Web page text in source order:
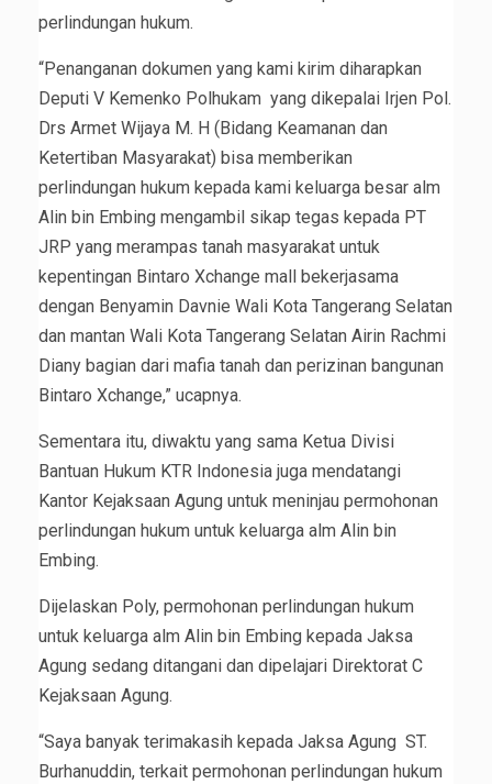
perlindungan hukum.
“Penanganan dokumen yang kami kirim diharapkan
Deputi V Kemenko Polhukam yang dikepalai Irjen Pol.
Drs Armet Wijaya M. H (Bidang Keamanan dan
Ketertiban Masyarakat) bisa memberikan
perlindungan hukum kepada kami keluarga besar alm
Alin bin Embing mengambil sikap tegas kepada PT
JRP yang merampas tanah masyarakat untuk
kepentingan Bintaro Xchange mall bekerjasama
dengan Benyamin Davnie Wali Kota Tangerang Selatan
dan mantan Wali Kota Tangerang Selatan Airin Rachmi
Diany bagian dari mafia tanah dan perizinan bangunan
Bintaro Xchange,” ucapnya.
Sementara itu, diwaktu yang sama Ketua Divisi
Bantuan Hukum KTR Indonesia juga mendatangi
Kantor Kejaksaan Agung untuk meninjau permohonan
perlindungan hukum untuk keluarga alm Alin bin
Embing.
Dijelaskan Poly, permohonan perlindungan hukum
untuk keluarga alm Alin bin Embing kepada Jaksa
Agung sedang ditangani dan dipelajari Direktorat C
Kejaksaan Agung.
“Saya banyak terimakasih kepada Jaksa Agung ST.
Burhanuddin, terkait permohonan perlindungan hukum